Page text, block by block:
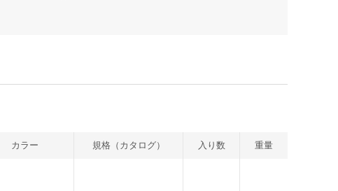
カラー 規格（カタログ） 入り数 重量